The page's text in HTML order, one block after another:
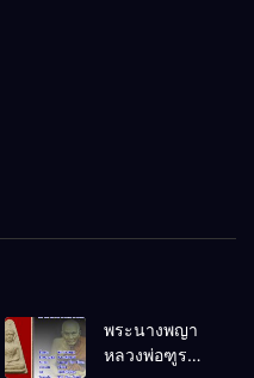
พระนางพญา
หลวงพ่อฑูรย์